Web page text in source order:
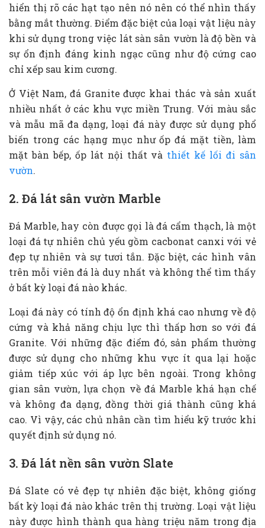
hiển thị rõ các hạt tạo nên nó nên có thể nhìn thấy
bằng mắt thường. Điểm đặc biệt của loại vật liệu này
khi sử dụng trong việc lát sàn sân vườn là độ bền và
sự ổn định đáng kinh ngạc cũng như độ cứng cao
chỉ xếp sau kim cương.
Ở Việt Nam, đá Granite được khai thác và sản xuất
nhiều nhất ở các khu vực miền Trung. Với màu sắc
và mẫu mã đa dạng, loại đá này được sử dụng phổ
biến trong các hạng mục như ốp đá mặt tiền, làm
mặt bàn bếp, ốp lát nội thất và thiết kế lối đi sân
vườn.
2. Đá lát sân vườn Marble
Đá Marble, hay còn được gọi là đá cẩm thạch, là một
loại đá tự nhiên chủ yếu gồm cacbonat canxi với vẻ
đẹp tự nhiên và sự tươi tắn. Đặc biệt, các hình vân
trên mỗi viên đá là duy nhất và không thể tìm thấy
ở bất kỳ loại đá nào khác.
Loại đá này có tính độ ổn định khá cao nhưng về độ
cứng và khả năng chịu lực thì thấp hơn so với đá
Granite. Với những đặc điểm đó, sản phẩm thường
được sử dụng cho những khu vực ít qua lại hoặc
giảm tiếp xúc với áp lực bên ngoài. Trong không
gian sân vườn, lựa chọn về đá Marble khá hạn chế
và không đa dạng, đồng thời giá thành cũng khá
cao. Vì vậy, các chủ nhân cần tìm hiểu kỹ trước khi
quyết định sử dụng nó.
3. Đá lát nền sân vườn Slate
Đá Slate có vẻ đẹp tự nhiên đặc biệt, không giống
bất kỳ loại đá nào khác trên thị trường. Loại vật liệu
này được hình thành qua hàng triệu năm trong địa